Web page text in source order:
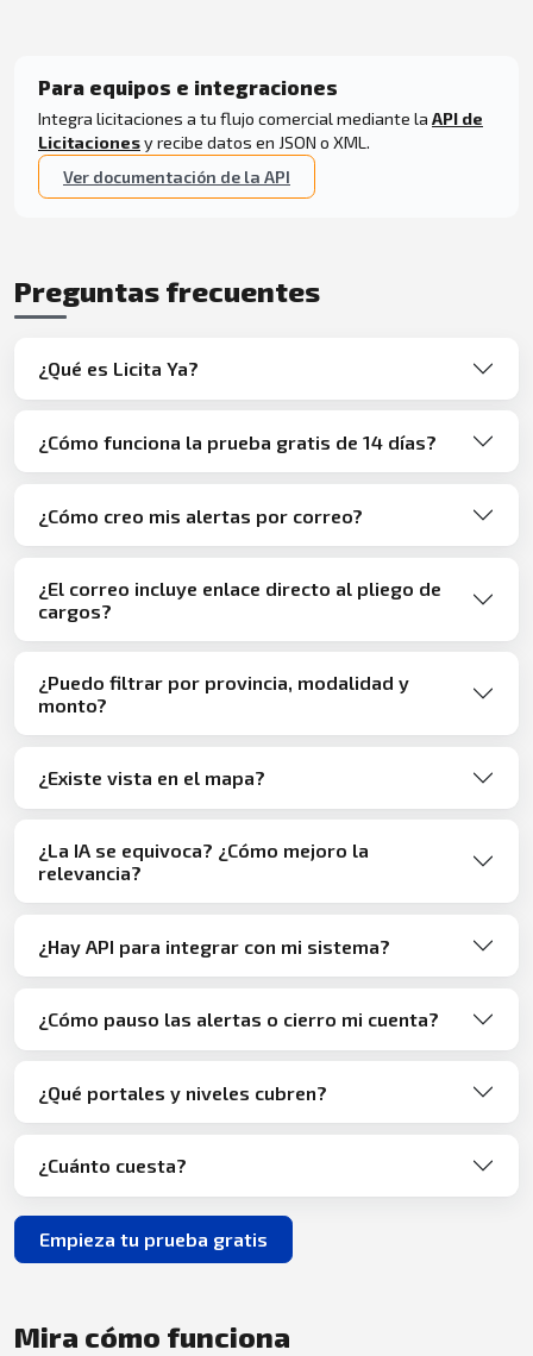
Para equipos e integraciones
Integra licitaciones a tu flujo comercial mediante la API de
Licitacionesy recibe datos en JSON o XML.
Ver documentación de la API
Preguntas frecuentes
¿Qué es Licita Ya?
¿Cómo funciona la prueba gratis de 14 días?
¿Cómo creo mis alertas por correo?
¿El correo incluye enlace directo al pliego de
cargos?
¿Puedo filtrar por provincia, modalidad y
monto?
¿Existe vista en el mapa?
¿La IA se equivoca? ¿Cómo mejoro la
relevancia?
¿Hay API para integrar con mi sistema?
¿Cómo pauso las alertas o cierro mi cuenta?
¿Qué portales y niveles cubren?
¿Cuánto cuesta?
Empieza tu prueba gratis
Mira cómo funciona